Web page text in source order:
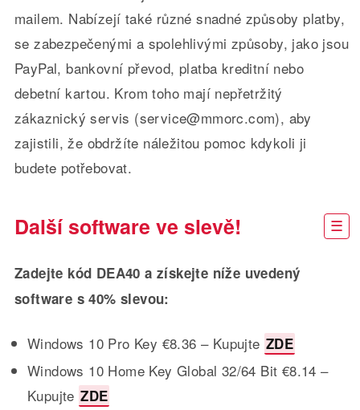
mailem. Nabízejí také různé snadné způsoby platby,
se zabezpečenými a spolehlivými způsoby, jako jsou
PayPal, bankovní převod, platba kreditní nebo
debetní kartou. Krom toho mají nepřetržitý
zákaznický servis (service@mmorc.com), aby
zajistili, že obdržíte náležitou pomoc kdykoli ji
budete potřebovat.
Další software ve slevě!
Zadejte kód DEA40 a získejte níže uvedený
software s 40% slevou:
Windows 10 Pro Key €8.36 – Kupujte ZDE
Windows 10 Home Key Global 32/64 Bit €8.14 –
Kupujte ZDE